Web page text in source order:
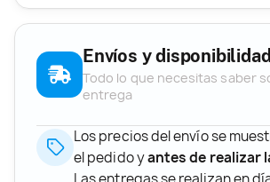
Envíos y disponibilidad
Todo lo que necesitas saber
entrega
Los precios del envío se
el pedido yantes de realizar